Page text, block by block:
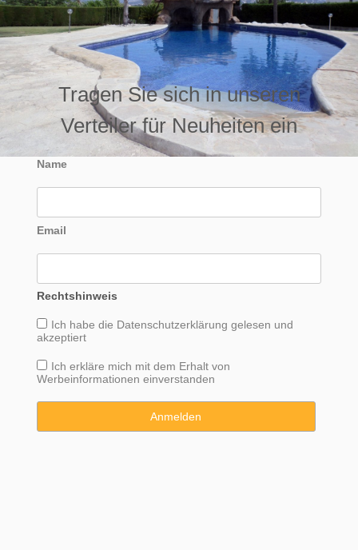
Tragen Sie sich in unseren
Verteiler für Neuheiten ein
Name
Email
Rechtshinweis
Ich habe die Datenschutzerklärung gelesen und
akzeptiert
Ich erkläre mich mit dem Erhalt von
Werbeinformationen einverstanden